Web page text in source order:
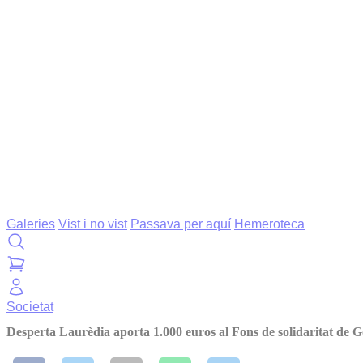
Galeries Vist i no vist Passava per aquí Hemeroteca
Societat
Desperta Laurèdia aporta 1.000 euros al Fons de solidaritat de